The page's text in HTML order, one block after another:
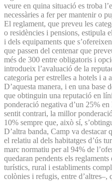
veure en quina situació es troba
necessàries a fer per mantenir o
El reglament, que preveu les
o residències i pensions, estipula
i dels equipaments que
que passen del centenar que
més de 300 entre obligatoris i
introdueix l’avaluació de la
categoria per estrelles a hotels i a
D’aquesta manera, i en una base
que obtinguin una reputació en
ponderació negativa d’un 25%
sentit contrari, la millor
10% sempre que, això sí,
D’altra banda, Camp va destacar
el relatiu al dels habitatges d’ús
marc normatiu per al 94% de
quedaran pendents els
turístics, rural i establiments
colònies i refugis, entre